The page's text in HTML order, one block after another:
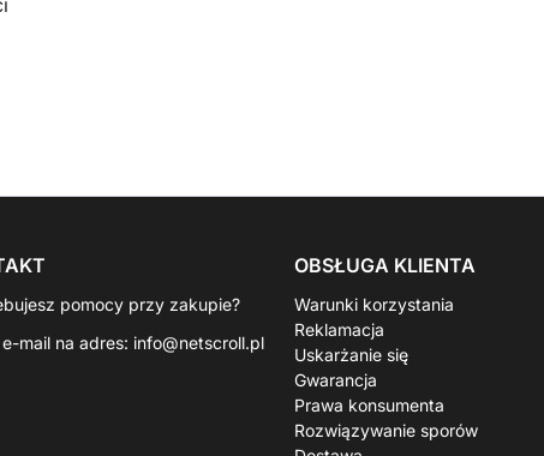
pomocy przy zakupie?
mail na adres: info@netscroll.pl
OBSŁUGA KLIENTA
Warunki korzystania
Reklamacja
Uskarżanie się
Gwarancja
Prawa konsumenta
Rozwiązywanie sporów